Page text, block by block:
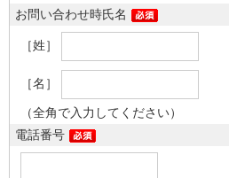
お問い合わせ時氏名
［姓］
［名］
（全角で入力してください）
電話番号